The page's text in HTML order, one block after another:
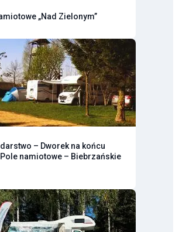
„Nad Zielonym”
– Dworek na końcu
namiotowe – Biebrzańskie